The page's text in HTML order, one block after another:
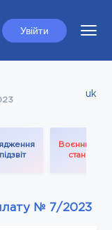
Увійти
uk
Воєнний
стан
№ 7/2023